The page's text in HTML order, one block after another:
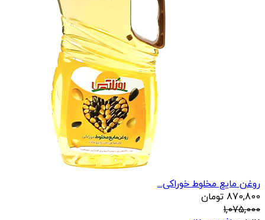
روغن مایع مخلوط خوراکی...
870,800 تومان
1,075,000